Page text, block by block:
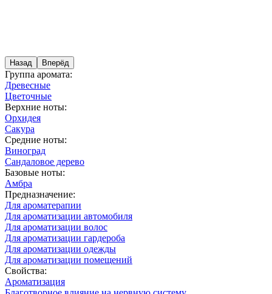
Назад Вперёд
Группа аромата:
Древесные
Цветочные
Верхние ноты:
Орхидея
Сакура
Средние ноты:
Виноград
Сандаловое дерево
Базовые ноты:
Амбра
Предназначение:
Для ароматерапии
Для ароматизации автомобиля
Для ароматизации волос
Для ароматизации гардероба
Для ароматизации одежды
Для ароматизации помещений
Свойства:
Ароматизация